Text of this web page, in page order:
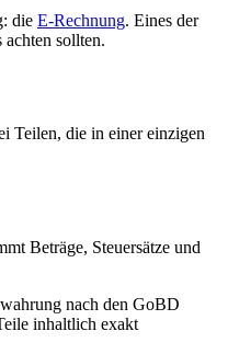
die E-Rechnung. Eines der
sollten.
Teilen, die in einer einzigen
Beträge, Steuersätze und
nach den GoBD
inhaltlich exakt